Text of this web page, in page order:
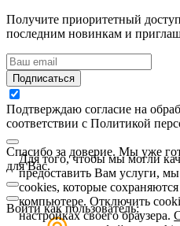
Получите приоритетный
последним новинкам и
Подписаться
Подтверждаю согласие на
соответствии с Политикой
Спасибо за доверие. Мы уже
для Вас.
Войти как пользователь:
Для того, чтобы мы могли
предоставить Вам услуги,
cookies, которые
компьютере. Отключить
настройках своего браузера.